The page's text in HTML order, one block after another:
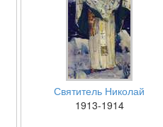
Святитель Николай
1913-1914